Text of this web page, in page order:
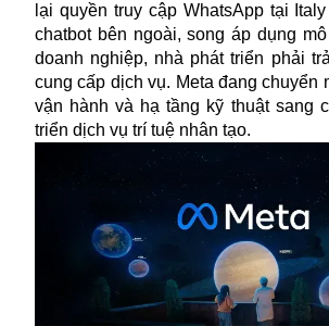
lại quyền truy cập WhatsApp tại
chatbot bên ngoài, song áp dụng
doanh nghiệp, nhà phát triển phải
cung cấp dịch vụ. Meta đang chuyển
vận hành và hạ tầng kỹ thuật sang
triển dịch vụ trí tuệ nhân tạo.